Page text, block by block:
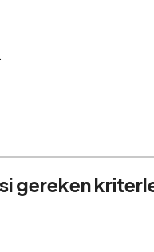
gereken